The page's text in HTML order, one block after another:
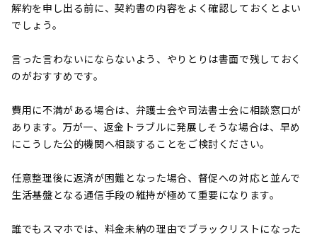
解約を申し出る前に、契約書の内容をよく確認しておくとよい
でしょう。
言った言わないにならないよう、やりとりは書面で残しておく
のがおすすめです。
費用に不満がある場合は、弁護士会や司法書士会に相談窓口が
あります。万が一、返金トラブルに発展しそうな場合は、早め
にこうした公的機関へ相談することをご検討ください。
任意整理後に返済が困難となった場合、督促への対応と並んで
生活基盤となる通信手段の維持が極めて重要になります。
誰でもスマホでは、料金未納の理由でブラックリストになった